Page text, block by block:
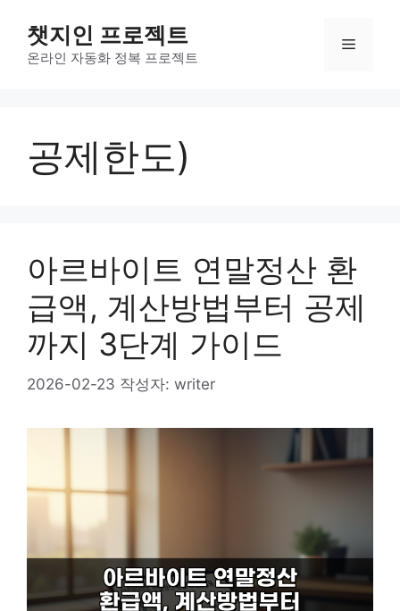
챗지인 프로젝트
온라인 자동화 정복 프로젝트
메
공제한도)
아르바이트 연말정산 환
급액, 계산방법부터 공제
까지 3단계 가이드
2026-02-23 작성자: writer